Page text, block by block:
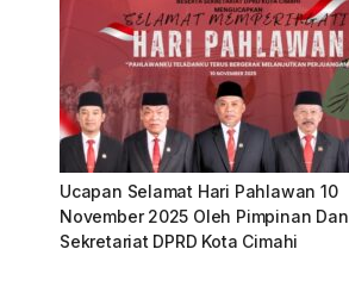
Ucapan Selamat Hari Pahlawan 10
November 2025 Oleh Pimpinan Dan
Sekretariat DPRD Kota Cimahi